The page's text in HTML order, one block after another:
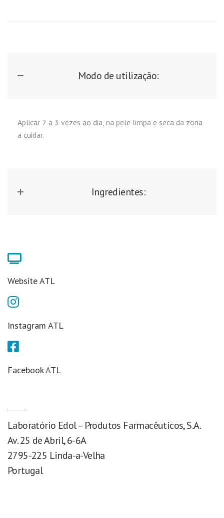
Modo de utilização:
Aplicar 2 a 3 vezes ao dia, na pele limpa e seca da zona
a cuidar.
Ingredientes:
Website ATL
Instagram ATL
Facebook ATL
Laboratório Edol – Produtos Farmacêuticos, S.A.
Av. 25 de Abril, 6-6A
2795-225 Linda-a-Velha
Portugal